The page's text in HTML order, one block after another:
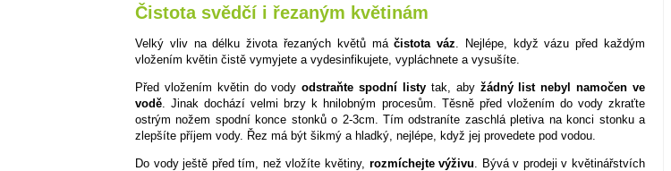
Čistota svědčí i řezaným květinám
Velký vliv na délku života řezaných květů máčistota váz . Nejlépe, když vázu před každým
vložením květin čistě vymyjete a vydesinfikujete, vypláchnete a vysušíte.
Před vložením květin do vodyodstraňte spodní listy tak, aby žádný list nebyl namočen ve
vodě . Jinak dochází velmi brzy k hnilobným procesům. Těsně před vložením do vody zkraťte
ostrým nožem spodní konce stonků o 2-3cm. Tím odstraníte zaschlá pletiva na konci stonku a
zlepšíte příjem vody. Řez má být šikmý a hladký, nejlépe, když jej provedete pod vodou.
Do vody ještě před tím, než vložíte květiny, rozmíchejte výživu . Bývá v prodeji v květinářstvích